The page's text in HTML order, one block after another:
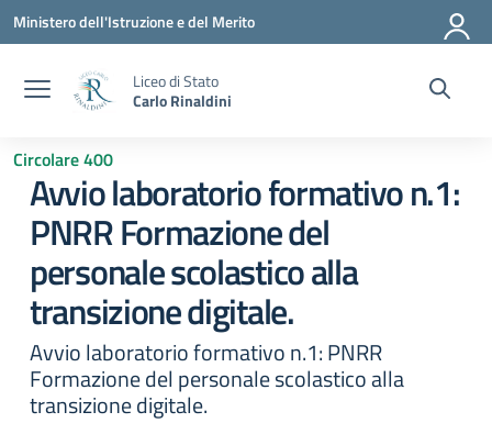
Vai ai contenuti
Vai al menu di navigazione
Vai al footer
Ministero dell'Istruzione e del Merito
Liceo di Stato
Carlo Rinaldini
Circolare 400
Avvio laboratorio formativo n.1:
PNRR Formazione del
personale scolastico alla
transizione digitale.
Avvio laboratorio formativo n.1: PNRR
Formazione del personale scolastico alla
transizione digitale.